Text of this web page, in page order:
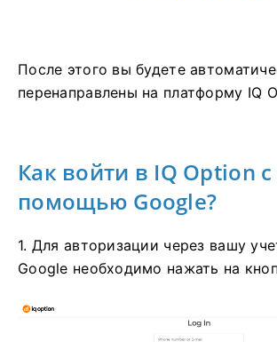
После этого вы будете
перенаправлены на платформу IQ
Как войти в IQ Option с
помощью Google?
1. Для авторизации через вашу
Google необходимо нажать на